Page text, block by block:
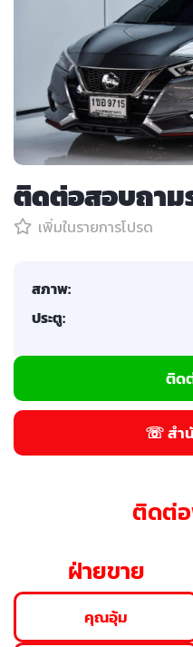
ติดต่อสอบถาม
เพิ่มในรายการโปรด
สภาพ:
ประตู:
ติด
☏ สำ
ติดต่
ฝ่ายขาย
คุณอุ้ม